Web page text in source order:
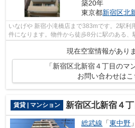
築20年
東京都新宿区北
いなげや 新宿小滝橋店まで383mです。2駅利
件になります。物件から徒歩8分に駅のある、
現在空室情報があり
「新宿区北新宿４丁目のマ
お問い合わせはこ
賃貸 | マンション 新宿区北新宿４
総武線 「東中野